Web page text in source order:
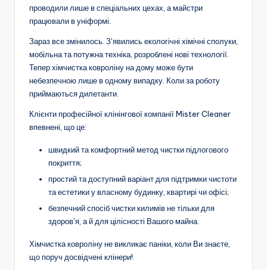
проводили лише в спеціальних цехах, а майстри
працювали в уніформі.
Зараз все змінилось. Зʼявились екологічні хімічні сполуки,
мобільна та потужна техніка, розроблені нові технології.
Тепер хімчистка ковроліну на дому може бути
небезпечною лише в одному випадку. Коли за роботу
приймаються дилетанти.
Клієнти професійної клінінгової компанії Mister Cleaner
впевнені, що це:
швидкий та комфортний метод чистки підлогового
покриття;
простий та доступний варіант для підтримки чистоти
та естетики у власному будинку, квартирі чи офісі;
безпечний спосіб чистки килимів не тільки для
здоровʼя, а й для цілісності Вашого майна.
Хімчистка ковроліну не викликає паніки, коли Ви знаєте,
що поруч досвідчені клінери!